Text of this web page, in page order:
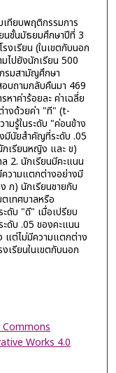
เทียบพฤติกรรมการ
นชั้นมัธยมศึกษาปีที่ 3
งเรียน (ในเขตกับนอก
ไปยังนักเรียน 500
รมสามัญศึกษา
อบถามกลับคืนมา 469
หาค่าร้อยละ ค่าเฉลี่ย
างด้วยค่า "ที" (t-
มรู้ในระดับ "ค่อนข้าง
มีนัยสำคัญที่ระดับ .05
กเรียนหญิง และ ข)
2. นักเรียนมีคะแนน
ความแตกต่างอย่างมี
ก) นักเรียนชายกับ
เทศบาลหรือ
ดับ "ดี" เมื่อเปรียบ
ดับ .05 ของคะแนน
แต่ไม่มีความแตกต่าง
เรียนในเขตกับนอก
Works 4.0